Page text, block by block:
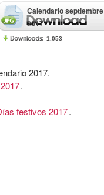
Calendario septiembre
2017
1.053
2017.
.
festivos 2017.